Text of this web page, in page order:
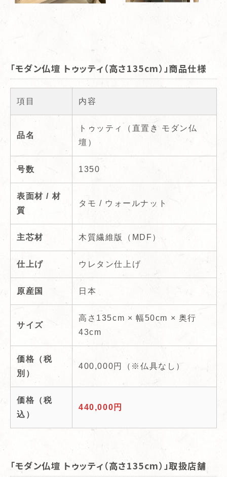
「モダン仏壇 トゥッティ（高さ135cm）」商品仕様
項目 内容
品名
トゥッティ（直置き モダン仏
壇）
号数 1350
表面材 / 材
質
タモ / ウォールナット
主芯材 木質繊維版（MDF）
仕上げ ウレタン仕上げ
原産国 日本
サイズ
高さ135cm × 幅50cm × 奥行
43cm
価格（税
別）
400,000円（※仏具なし）
価格（税
込）
440,000円
「モダン仏壇 トゥッティ（高さ135cm）」取扱店舗